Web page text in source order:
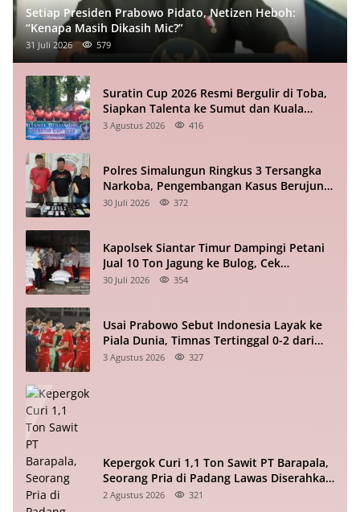
Setiap Presiden Prabowo Pidato, Netizen Heboh:
“Kenapa Masih Dikasih Mic?”
31 Juli 2026 579
Suratin Cup 2026 Resmi Bergulir di Toba,
Siapkan Talenta ke Sumut dan Kuala
Lumpur
3 Agustus 2026 416
Polres Simalungun Ringkus 3 Tersangka
Narkoba, Pengembangan Kasus Berujung
ke Medan
30 Juli 2026 372
Kapolsek Siantar Timur Dampingi Petani
Jual 10 Ton Jagung ke Bulog, Cek
Harganya!
30 Juli 2026 354
Usai Prabowo Sebut Indonesia Layak ke
Piala Dunia, Timnas Tertinggal 0-2 dari
Vietnam Babak I Piala ASEAN
3 Agustus 2026 327
Kepergok Curi 1,1 Ton Sawit PT Barapala,
Seorang Pria di Padang Lawas Diserahkan
ke Polisi
2 Agustus 2026 321